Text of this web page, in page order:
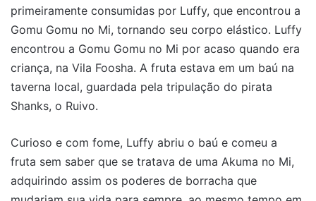
primeiramente consumidas por Luffy, que encontrou a
Gomu Gomu no Mi, tornando seu corpo elástico. Luffy
encontrou a Gomu Gomu no Mi por acaso quando era
criança, na Vila Foosha. A fruta estava em um baú na
taverna local, guardada pela tripulação do pirata
Shanks, o Ruivo.
Curioso e com fome, Luffy abriu o baú e comeu a
fruta sem saber que se tratava de uma Akuma no Mi,
adquirindo assim os poderes de borracha que